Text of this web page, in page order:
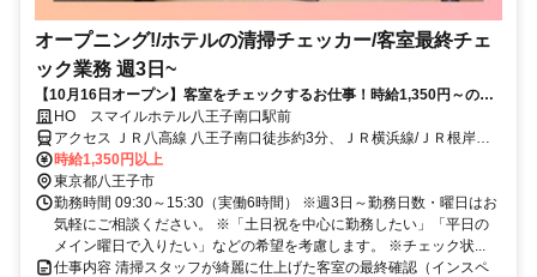
オープニング!/ホテルの清掃チェッカー/客室最終チェ
ック業務 週3日~
【10月16日オープン】客室をチェックするお仕事！時給1,350円～の高
時給★週3日～
HO スマイルホテル八王子南口駅前
アクセス ＪＲ八高線 八王子南口徒歩約3分、ＪＲ横浜線/ＪＲ根岸線
八王子南口徒歩約3分、ＪＲ中央本線 八王子南口徒歩約3分 JR八王子
駅南口徒歩4分
時給1,350円以上
東京都八王子市
勤務時間 09:30～15:30（実働6時間） ※週3日～勤務日数・曜日はお
気軽にご相談ください。 ※「土日祝を中心に勤務したい」「平日の
メイン曜日で入りたい」などの希望を考慮します。 ※チェック状...
仕事内容 清掃スタッフが綺麗に仕上げた客室の最終確認（インスペ